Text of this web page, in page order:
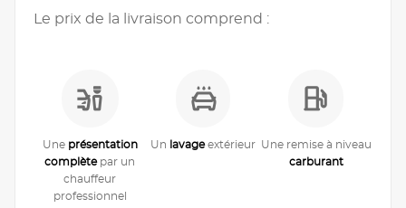
Le prix de la livraison comprend :
Une présentation
complètepar un
chauffeur
professionnel
Un lavageextérieur Une remise à niveau
carburant